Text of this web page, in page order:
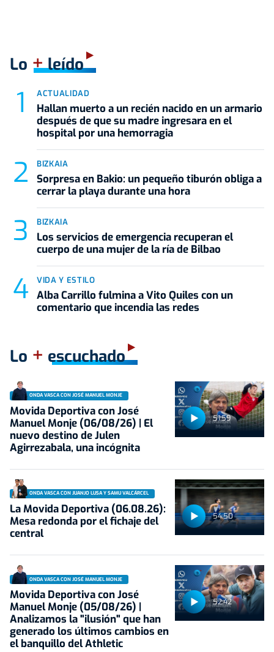
Lo +leído
ACTUALIDAD
Hallan muerto a un recién nacido en un armario
después de que su madre ingresara en el
hospital por una hemorragia
BIZKAIA
Sorpresa en Bakio: un pequeño tiburón obliga a
cerrar la playa durante una hora
BIZKAIA
Los servicios de emergencia recuperan el
cuerpo de una mujer de la ría de Bilbao
VIDA Y ESTILO
Alba Carrillo fulmina a Vito Quiles con un
comentario que incendia las redes
Lo + escuchado
51:59
ONDA VASCA CON JOSÉ MANUEL MONJE
Movida Deportiva con José
Manuel Monje (06/08/26) | El
nuevo destino de Julen
Agirrezabala, una incógnita
54:50
ONDA VASCA CON JUANJO LUSA Y SAMU VALCÁRCEL
La Movida Deportiva (06.08.26):
Mesa redonda por el fichaje del
central
52:42
ONDA VASCA CON JOSÉ MANUEL MONJE
Movida Deportiva con José
Manuel Monje (05/08/26) |
Analizamos la "ilusión" que han
generado los últimos cambios en
el banquillo del Athletic